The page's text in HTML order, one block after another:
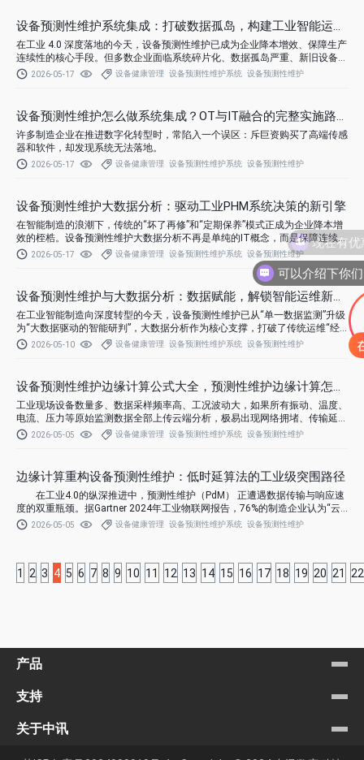
设备预测性维护系统集成：打破数据孤岛，构建工业智能运维闭
在工业 4.0 深度落地的今天，设备预测性维护已成为企业降本增效、保障生产
连续性的核心手段。但多数企业面临系统碎片化、数据孤岛严重、新旧设备兼
容难、运维流程脱节等痛点 —— 预测性维护系统与 MES、ERP、CMMS 等核
2026-05-17 设备健康管理 设备预测性维护系统 设备预测性维护
设备预测性维护怎么做系统集成？OT与IT融合的完整实施路径
许多制造企业在推进数字化转型时，常陷入一个误区：斥巨资购买了高端传感
器和软件，却发现系统无法落地。
2026-05-17 设备健康管理 设备预测性维护系统 设备预测性维护
设备预测性维护大数据分析：驱动工业PHM系统决策的新引擎
在智能制造的浪潮下，传统的“坏了再修”和“定期保养”模式正成为企业降本增
效的桎梏。设备预测性维护大数据分析不再是单纯的IT概念，而是保障连续生
产的生命线。通过将冰冷的运行数据转化为可执行的洞察，企业能够精准预判
设备衰退趋势，实现从“被动救火”到“主动干预”的跨越。
2026-05-17 设备健康管理 设备预测性维护系统 设备预测性维护
设备预测性维护与大数据分析：数据赋能，解锁智能运维新范式
在工业智能制造向深度转型的今天，设备预测性维护已从“单一数据监测”升级
为“大数据驱动的智能研判”，大数据分析作为核心支撑，打破了传统运维“经
验主导、粗放管理”的局限，让设备故障预判更精准、寿命预测更科学、运维
2026-05-10 设备健康管理 设备预测性维护系统 设备预测性维护
设备预测性维护边缘计算公式大全，预测性维护边缘计算怎么做
工业现场设备数量多、数据采样频率高、工况波动大，如果所有振动、温度、
电流、压力等原始监测数据全部上传云端分析，极易出现网络拥堵、传输延迟
高、实时预警滞后、带宽成本激增等问题。
2026-05-05 设备健康管理 设备预测性维护系统 设备预测性维护
边缘计算重构设备预测性维护：低时延算法的工业级突围路径
在工业4.0的纵深推进中，预测性维护（PdM） 正遭遇数据传输与响应速
度的双重瓶颈。据Gartner 2024年工业物联网报告，76%的制造企业认为“云
端传输延迟”是阻碍预测性维护落地的核心障碍。
2026-05-05 设备健康管理 设备预测性维护系统 设备预测性维护
1 2 3 4 5 6 7 8 9 10 11 12 13 14 15 16 17 18 19 20 21 22
产品
支持
关于中讯
现在有